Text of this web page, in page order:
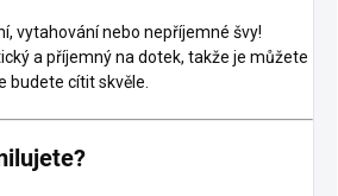
vytahování nebo nepříjemné švy!
a příjemný na dotek, takže je můžete
budete cítit skvěle.